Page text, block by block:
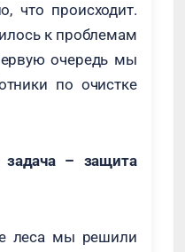
что происходит.
к проблемам
очередь мы
по очистке
задача – защита
леса мы решили